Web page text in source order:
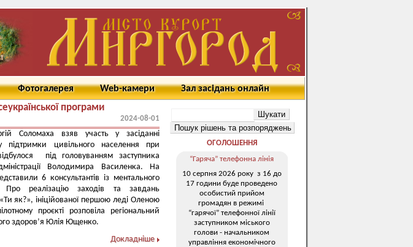
Фотогалерея Web-камери Зал засідань онлайн
програми
2024-08-01
Соломаха взяв участь у засіданні
підтримки цивільного населення при
під головуванням заступника
Володимира Василенка. На
6 консультантів із ментального
реалізацію заходів та завдань
як?», ініційованої першою леді Оленою
проєкті розповіла регіональний
здоров’я Юлія Ющенко.
Докладніше
ОГОЛОШЕННЯ
“Гаряча” телефонна лінія
10 серпня 2026 року з 16 до
17 години буде проведено
особистий прийом
громадян в режимі
“гарячої” телефонної лінії
заступником міського
голови - начальником
управління економічного